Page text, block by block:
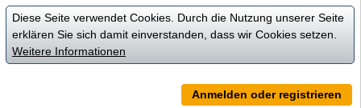
Diese Seite verwendet Cookies. Durch die Nutzung unserer Seite
erklären Sie sich damit einverstanden, dass wir Cookies setzen.
Weitere Informationen
Anmelden oder registrieren